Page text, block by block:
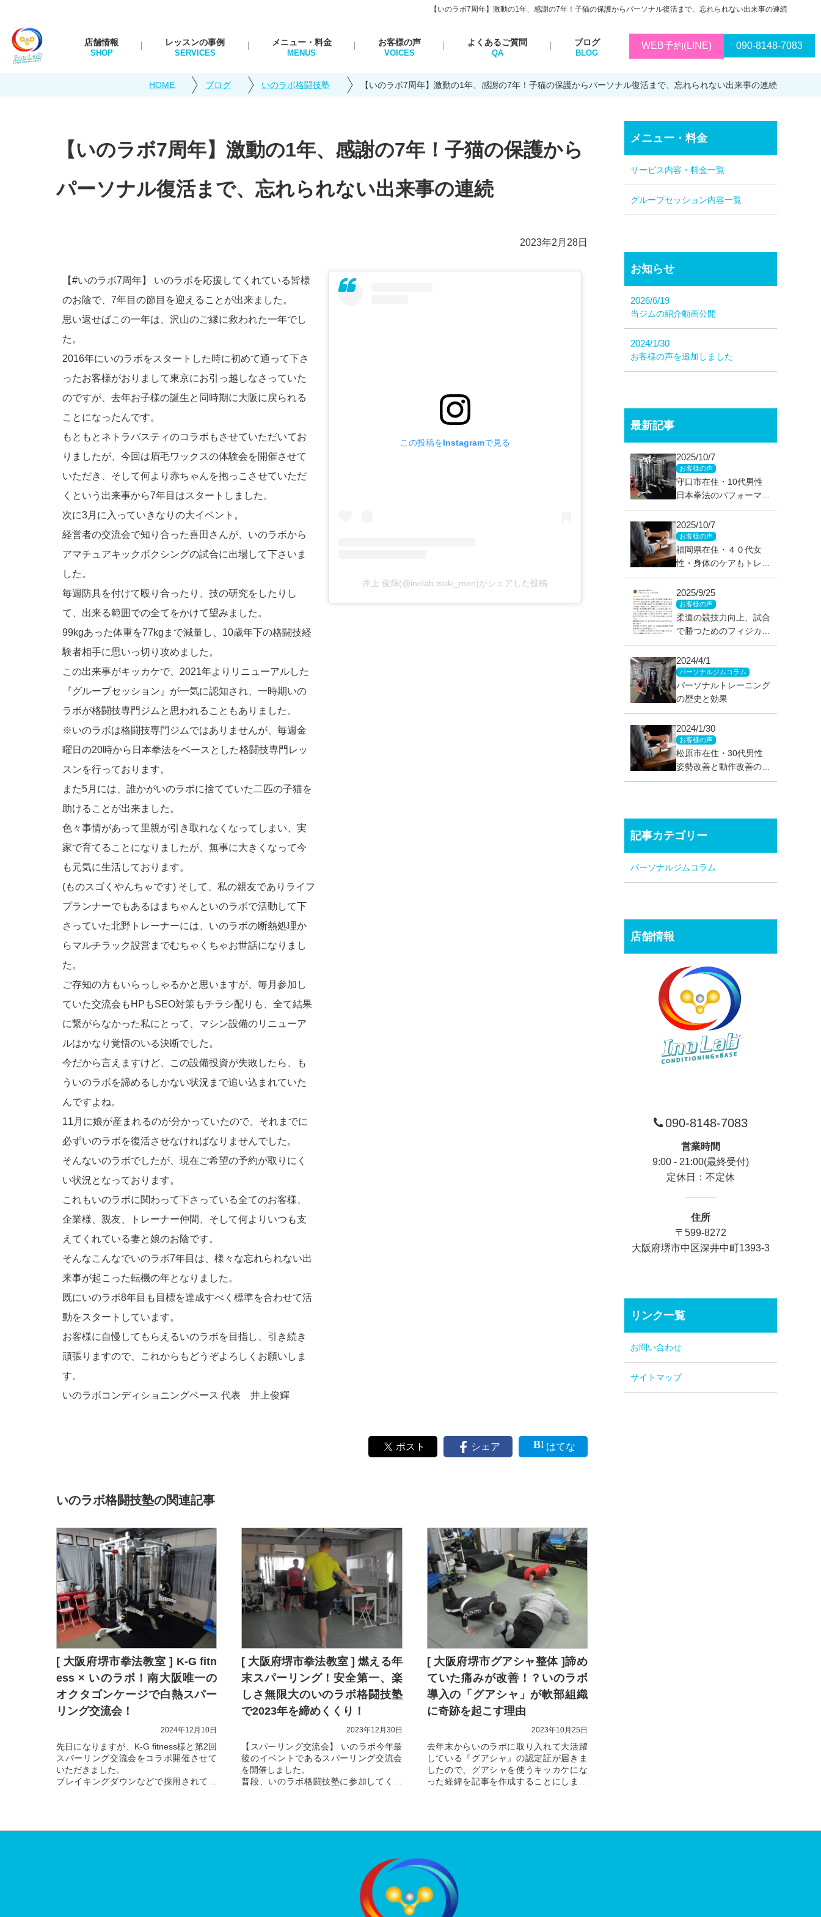
【いのラボ7周年】激動の1年、感謝の7年！子猫の保護からパーソナル復活まで、忘れられない出来事の連続
店舗情報 レッスンの事例 メニュー・料金 お客様の声 よくあるご質問 ブログ WEB予約(LINE) 090-8148-7083
HOME ブログ いのラボ格闘技塾 【いのラボ7周年】激動の1年、感謝の7年！子猫の保護からパーソナル復活まで、忘れられない出来事の連続
【いのラボ7周年】激動の1年、感謝の7年！子猫の保護から
パーソナル復活まで、忘れられない出来事の連続
2023年2月28日
【#いのラボ7周年】 いのラボを応援してくれている皆様
のお陰で、7年目の節目を迎えることが出来ました。
思い返せばこの一年は、沢山のご縁に救われた一年でし
た。
2016年にいのラボをスタートした時に初めて通って下さ
ったお客様がおりまして東京にお引っ越しなさっていた
のですが、去年お子様の誕生と同時期に大阪に戻られる
ことになったんです。
もともとネトラバスティのコラボもさせていただいてお
りましたが、今回は眉毛ワックスの体験会を開催させて
いただき、そして何より赤ちゃんを抱っこさせていただ
くという出来事から7年目はスタートしました。
次に3月に入っていきなりの大イベント。
経営者の交流会で知り合った喜田さんが、いのラボから
アマチュアキックボクシングの試合に出場して下さいま
した。
毎週防具を付けて殴り合ったり、技の研究をしたりし
て、出来る範囲での全てをかけて望みました。
99kgあった体重を77kgまで減量し、10歳年下の格闘技経
験者相手に思いっ切り攻めました。
この出来事がキッカケで、2021年よりリニューアルした
『グループセッション』が一気に認知され、一時期いの
ラボが格闘技専門ジムと思われることもありました。
※いのラボは格闘技専門ジムではありませんが、毎週金
曜日の20時から日本拳法をベースとした格闘技専門レッ
スンを行っております。
また5月には、誰かがいのラボに捨てていた二匹の子猫を
助けることが出来ました。
色々事情があって里親が引き取れなくなってしまい、実
家で育てることになりましたが、無事に大きくなって今
も元気に生活しております。
(ものスゴくやんちゃです) そして、私の親友でありライフ
プランナーでもあるはまちゃんといのラボで活動して下
さっていた北野トレーナーには、いのラボの断熱処理か
らマルチラック設営までむちゃくちゃお世話になりまし
た。
ご存知の方もいらっしゃるかと思いますが、毎月参加し
ていた交流会もHPもSEO対策もチラシ配りも、全て結果
に繋がらなかった私にとって、マシン設備のリニューア
ルはかなり覚悟のいる決断でした。
今だから言えますけど、この設備投資が失敗したら、も
ういのラボを諦めるしかない状況まで追い込まれていた
んですよね。
11月に娘が産まれるのが分かっていたので、それまでに
必ずいのラボを復活させなければなりませんでした。
そんないのラボでしたが、現在ご希望の予約が取りにく
い状況となっております。
これもいのラボに関わって下さっている全てのお客様、
企業様、親友、トレーナー仲間、そして何よりいつも支
えてくれている妻と娘のお陰です。
そんなこんなでいのラボ7年目は、様々な忘れられない出
来事が起こった転機の年となりました。
既にいのラボ8年目も目標を達成すべく標準を合わせて活
動をスタートしています。
お客様に自慢してもらえるいのラボを目指し、引き続き
頑張りますので、これからもどうぞよろしくお願いしま
す。
いのラボコンディショニングベース 代表 井上俊輝
この投稿をInstagramで見る
井上 俊輝(@inolab.tsuki_men)がシェアした投稿
ポスト シェア はてな
いのラボ格闘技塾の関連記事
[ 大阪府堺市拳法教室 ] K-G fitn
ess × いのラボ！南大阪唯一の
オクタゴンケージで白熱スパー
リング交流会！
2024年12月10日
先日になりますが、K-G fitness様と第2回
スパーリング交流会をコラボ開催させて
いただきました。
ブレイキングダウンなどで採用されてい
[ 大阪府堺市拳法教室 ] 燃える年
末スパーリング！安全第一、楽
しさ無限大のいのラボ格闘技塾
で2023年を締めくくり！
2023年12月30日
【スパーリング交流会】 いのラボ今年最
後のイベントであるスパーリング交流会
を開催しました。
普段、いのラボ格闘技塾に参加してくだ
[ 大阪府堺市グアシャ整体 ]諦め
ていた痛みが改善！？いのラボ
導入の「グアシャ」が軟部組織
に奇跡を起こす理由
2023年10月25日
去年末からいのラボに取り入れて大活躍
している『グアシャ』の認定証が届きま
したので、グアシャを使うキッカケにな
った経緯を記事を作成することにしまし
メニュー・料金
サービス内容・料金一覧
グループセッション内容一覧
お知らせ
2026/6/19
当ジムの紹介動画公開
2024/1/30
お客様の声を追加しました
最新記事
2025/10/7
お客様の声
守口市在住・10代男性
日本拳法のパフォーマン
スを上げるトレーニング
と食事改善で－10kg達
成！！
2025/10/7
お客様の声
福岡県在住・４０代女
性・身体のケアもトレー
ニングもできるパーソナ
ルトレーニング
2025/9/25
お客様の声
柔道の競技力向上、試合
で勝つためのフィジカル
トレーニング&コンディ
ショニング、大阪府堺市
在学（当時）、男子高校
生
2024/4/1
パーソナルジムコラム
パーソナルトレーニング
の歴史と効果
2024/1/30
お客様の声
松原市在住・30代男性
姿勢改善と動作改善のグ
アシャ整体＆パーソナル
記事カテゴリー
パーソナルジムコラム
店舗情報
090-8148-7083
営業時間
9:00 - 21:00(最終受付)
定休日：不定休
住所
〒599-8272
大阪府堺市中区深井中町1393-3
リンク一覧
お問い合わせ
サイトマップ